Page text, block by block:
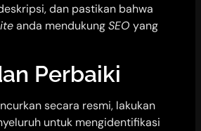
dan pastikan bahwa
anda mendukungSEO yang
Perbaiki
secara resmi, lakukan
untuk mengidentifikasi